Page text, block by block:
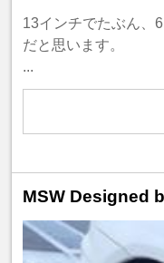
13インチでたぶん
だと思います。
...
MSW Designed